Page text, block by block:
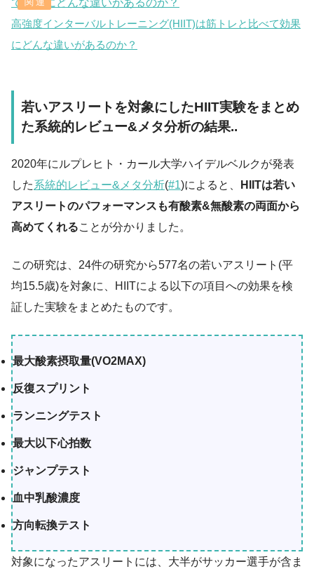
高強度インターバルトレーニング(HIIT)は筋トレと比べて効果
にどんな違いがあるのか？
若いアスリートを対象にしたHIIT実験をまとめ
た系統的レビュー&メタ分析の結果..
2020年にルプレヒト・カール大学ハイデルベルクが発表
した系統的レビュー&メタ分析(#1)によると、
HIITは若い
アスリートのパフォーマンスも有酸素&無酸素の両面から
高めてくれることが分かりました。
この研究は、24件の研究から577名の若いアスリート(平
均15.5歳)を対象に、HIITによる以下の項目への効果を検
証した実験をまとめたものです。
最大酸素摂取量(VO2MAX)
反復スプリント
ランニングテスト
最大以下心拍数
ジャンプテスト
血中乳酸濃度
方向転換テスト
対象になったアスリートには、大半がサッカー選手が含ま